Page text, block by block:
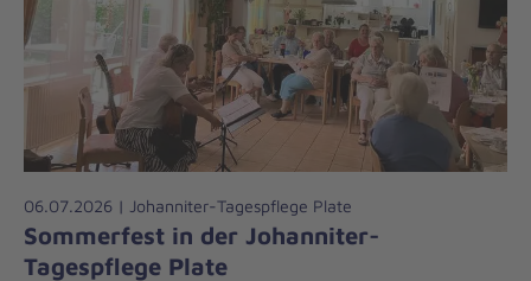
06.07.2026 | Johanniter-Tagespflege Plate
Sommerfest in der Johanniter-
Tagespflege Plate